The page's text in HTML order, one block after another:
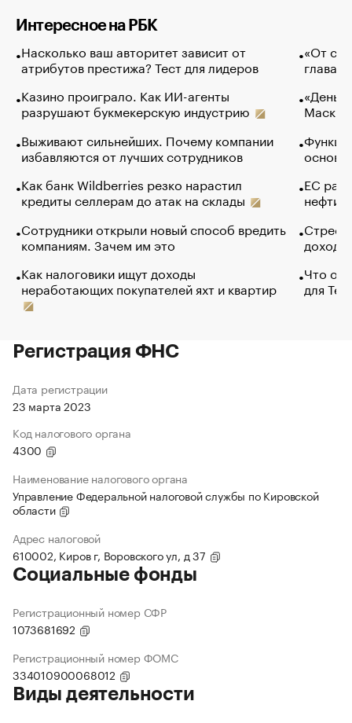
Интересное на РБК
Насколько ваш авторитет зависит от
атрибутов престижа? Тест для лидеров
Казино проиграло. Как ИИ-агенты
разрушают букмекерскую индустрию
Выживают сильнейших. Почему компании
избавляются от лучших сотрудников
Как банк Wildberries резко нарастил
кредиты селлерам до атак на склады
Сотрудники открыли новый способ вредить
компаниям. Зачем им это
Как налоговики ищут доходы
неработающих покупателей яхт и квартир
«От
глава
Маск в
основ
ЕС
нефти
Что
для
Регистрация ФНС
Дата регистрации
23 марта 2023
Код налогового органа
4300
Наименование налогового органа
Управление Федеральной налоговой службы по Кировской
области
Адрес налоговой
610002, Киров г, Воровского ул, д 37
Социальные фонды
Регистрационный номер СФР
1073681692
Регистрационный номер ФОМС
334010900068012
Виды деятельности